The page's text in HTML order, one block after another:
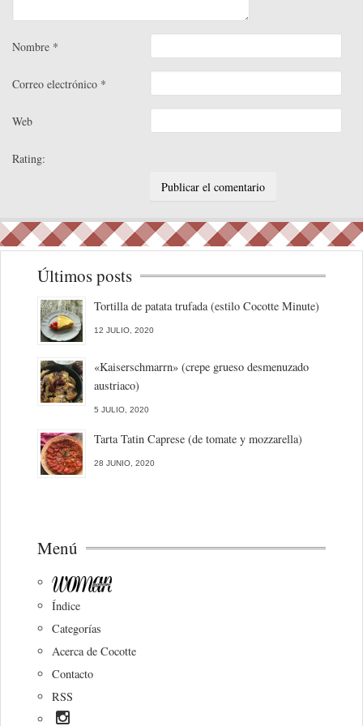
Nombre *
Correo electrónico *
Web
Rating:
Últimos posts
Tortilla de patata trufada (estilo Cocotte Minute)
12 JULIO, 2020
«Kaiserschmarrn» (crepe grueso desmenuzado
austriaco)
5 JULIO, 2020
Tarta Tatin Caprese (de tomate y mozzarella)
28 JUNIO, 2020
Menú
Índice
Categorías
Acerca de Cocotte
Contacto
RSS